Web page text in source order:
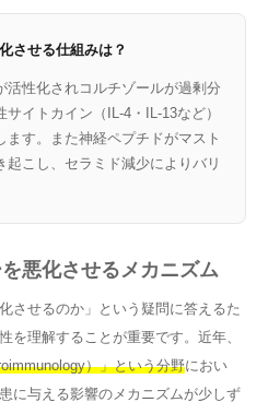
させる仕組みは？
活性化されコルチゾールが過剰分
イトカイン（IL-4・IL-13など）
す。また神経ペプチドがマスト
こし、セラミド減少によりバリ
悪化させるメカニズム
させるのか」という疑問に答えるた
を理解することが重要です。近年、
）」という分野におい
に与える影響のメカニズムが少しず